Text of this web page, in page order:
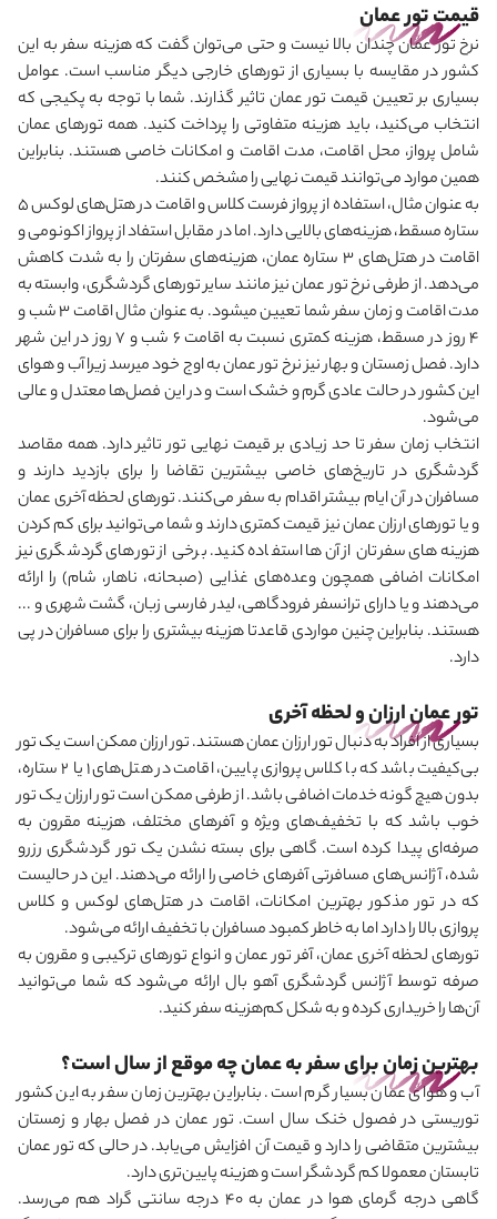
قیمت تور عمان
نرخ تور عمان چندان بالا نیست و حتی میتوان گفت که هزینه سفر به این
کشور در مقایسه با بسیاری از تورهای خارجی دیگر مناسب است. عوامل
بسیاری بر تعیین قیمت تور عمان تاثیر گذارند. شما با توجه به پکیجی که
انتخاب میکنید، باید هزینه متفاوتی را پرداخت کنید. همه تورهای عمان
شامل پرواز، محل اقامت، مدت اقامت و امکانات خاصی هستند. بنابراین
همین موارد میتوانند قیمت نهایی را مشخص کنند.
به عنوان مثال، استفاده از پرواز فرست کلاس و اقامت در هتل‌های لوکس 5
ستاره مسقط، هزینه‌های بالایی دارد.اما در مقابل استفاد از پرواز اکونومی و
اقامت در هتل‌های 3 ستاره عمان، هزینه‌های سفرتان را به شدت کاهش
میدهد. از طرفی نرخ تور عمان نیز مانند سایر تورهای گردشگری، وابسته به
مدت اقامت و زمان سفر شما تعیین می‏شود. به عنوان مثال اقامت 3 شب و
4 روز در مسقط، هزینه کمتری نسبت به اقامت 6 شب و 7 روز در این شهر
دارد. فصل زمستان و بهار نیز نرخ تور عمان به اوج خود می‏رسد زیرا آب و هوای
این کشور در حالت عادی گرم و خشک است و در این فصل‌ها معتدل و عالی
میشود.
انتخاب زمان سفر تا حد زیادی بر قیمت نهایی تور تاثیر دارد. همه مقاصد
گردشگری در تاریخ‌های خاصی بیشترین تقاضا را برای بازدید دارند و
مسافران در آن ایام بیشتر اقدام به سفر میکنند. تورهای لحظه آخری عمان
و یا تورهای ارزان عمان نیز قیمت کمتری دارند و شما میتوانید برای کم کردن
هزینه‌های سفرتان از آن‌ها استفاده کنید. برخی از تورهای گردشگری نیز
امکانات اضافی همچون وعده‌های غذایی (صبحانه، ناهار، شام) را ارائه
میدهند و یا دارای ترانسفر فرودگاهی، لیدر فارسی زبان، گشت شهری و ...
هستند. بنابراین چنین مواردی قاعدتا هزینه بیشتری را برای مسافران در پی
دارد.
تور عمان ارزان و لحظه آخری
بسیاری از افراد به دنبال تور ارزان عمان هستند. تور ارزان ممکن است یک تور
بی‌‌کیفیت باشد که با کلاس پروازی پایین، اقامت در هتل‌های 1 یا 2 ستاره،
بدون هیچ گونه خدمات اضافی باشد. از طرفی ممکن است تور ارزان یک تور
خوب باشد که با تخفیفهای ویژه و آفرهای مختلف، هزینه مقرون به
صرفه‌ای پیدا کرده است. گاهی برای بسته نشدن یک تور گردشگری رزرو
شده، آژانس‌های مسافرتی آفرهای خاصی را ارائه میدهند. این در حالیست
که در تور مذکور بهترین امکانات، اقامت در هتل‌های لوکس و کلاس
پروازی بالا را دارد اما به خاطر کمبود مسافران با تخفیف ارائه میشود.
تورهای لحظه آخری عمان، آفر تور عمان و انواع تورهای ترکیبی و مقرون به
صرفه توسط آژانس گردشگری آهو بال ارائه میشود که شما میتوانید
آن‌ها را خریداری کرده و به شکل کم‌هزینه سفر کنید.
بهترین زمان برای سفر به عمان چه موقع از سال است؟
آب و هوای عمان بسیار گرم است. بنابراین بهترین زمان سفر به این کشور
توریستی در فصول خنک سال است. تور عمان در فصل بهار و زمستان
بیشترین متقاضی را دارد و قیمت آن افزایش مییابد. در حالی که تور عمان
تابستان معمولا کم گردشگر است و هزینه پایین‌تری دارد.
گاهی درجه گرمای هوا در عما‌ن‌ به ۴۰ درجه سانتی‌ گراد هم می‌رسد.